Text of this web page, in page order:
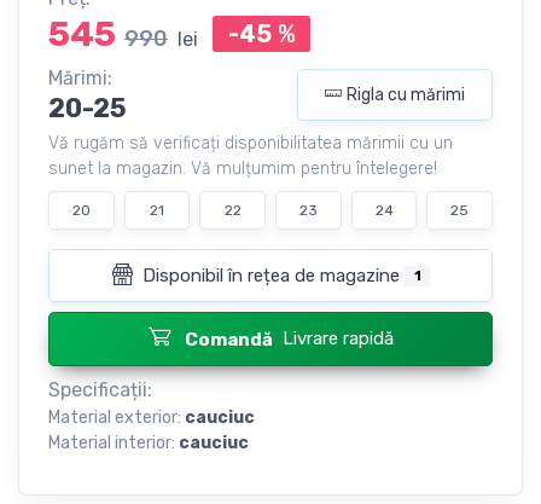
545 990 lei -45%
Mărimi:
20-25 Rigla cu mărimi
Vă rugăm să verificați disponibilitatea mărimii cu un
sunet la magazin. Vă mulțumim pentru întelegere!
20 21 22 23 24 25
Disponibil în rețea de magazine 1
Comandă Livrare rapidă
Specificații:
Material exterior: cauciuc
Material interior: cauciuc